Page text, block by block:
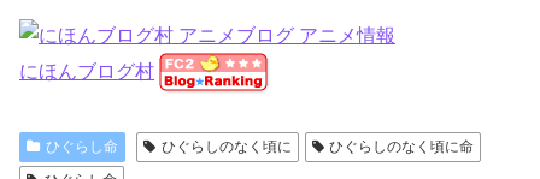
にほんブログ村
ひぐらし命 ひぐらしのなく頃に
ひぐらしのなく頃に命